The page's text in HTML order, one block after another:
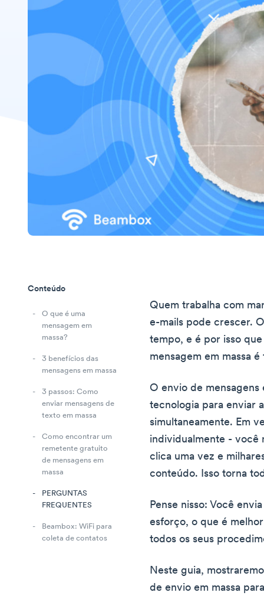
Conteúdo
O que é uma
mensagem em
massa?
3 benefícios das
mensagens em massa
3 passos: Como
enviar mensagens de
texto em massa
Como encontrar um
remetente gratuito
de mensagens em
massa
PERGUNTAS
FREQUENTES
Beambox: WiFi para
coleta de contatos
Quem trabalha com
e-mails pode crescer.
tempo, e é por isso
mensagem em massa é
O envio de mensagens
tecnologia para enviar
simultaneamente. Em
individualmente - você
clica uma vez e
conteúdo. Isso torna
Pense nisso: Você
esforço, o que é
todos os seus
Neste guia,
de envio em massa